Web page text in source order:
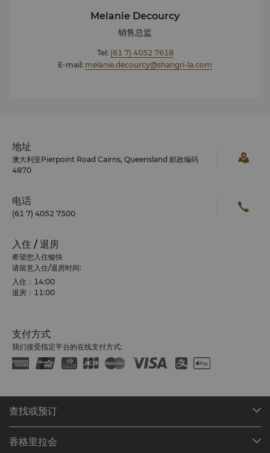
Melanie Decourcy
销售总监
Tel: (61 7) 4052 7618
E-mail: melanie.decourcy@shangri-la.com
地址
澳大利亚Pierpoint Road Cairns, Queensland 邮政编码
4870
电话
(61 7) 4052 7500
入住 / 退房
希望您入住愉快
请留意入住/退房时间:
入住：14:00
退房：11:00
支付方式
我们接受指定平台的在线支付方式:
查找或预订
查找预订
香格里拉会